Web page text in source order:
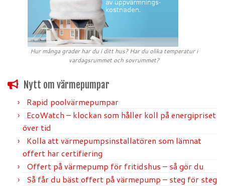
Hur många grader har du i ditt hus? Har du olika temperatur i
vardagsrummet och sovrummet?
Nytt om värmepumpar
Rapid poolvärmepumpar
EcoWatch – klockan som håller koll på energipriset
över tid
Kolla att värmepumpsinstallatören som lämnat
offert har certifiering
Offert på värmepump för fritidshus – så gör du
Så får du bäst offert på värmepump – steg för steg